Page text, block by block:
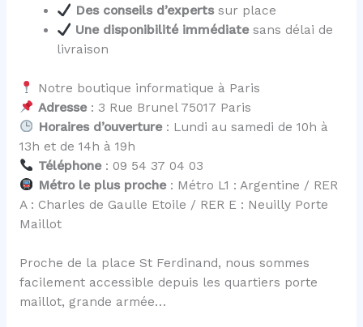
Des conseils d’expertssur place
Une disponibilité immédiatesans délai de
livraison
Notre boutique informatique à Paris
Adresse: 3 Rue Brunel 75017 Paris
Horaires d’ouverture: Lundi au samedi de 10h à
13h et de 14h à 19h
Téléphone: 09 54 37 04 03
Métro le plus proche: Métro L1 : Argentine / RER
A : Charles de Gaulle Etoile / RER E : Neuilly Porte
Maillot
Proche de la place St Ferdinand, nous sommes
facilement accessible depuis les quartiers porte
maillot, grande armée…